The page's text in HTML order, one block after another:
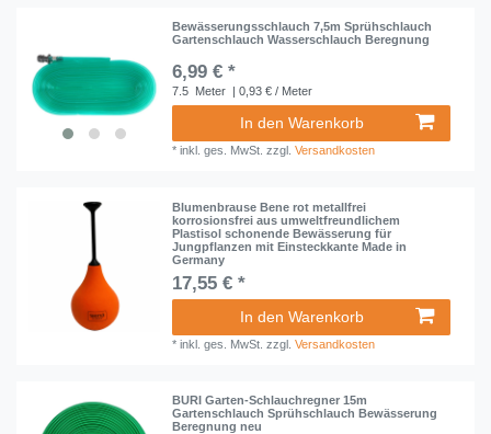
Bewässerungsschlauch 7,5m Sprühschlauch
Gartenschlauch Wasserschlauch Beregnung
6,99 € *
7.5 Meter | 0,93 € / Meter
In den Warenkorb
*inkl. ges. MwSt. zzgl.Versandkosten
Blumenbrause Bene rot metallfrei
korrosionsfrei aus umweltfreundlichem
Plastisol schonende Bewässerung für
Jungpflanzen mit Einsteckkante Made in
Germany
17,55 € *
In den Warenkorb
*inkl. ges. MwSt. zzgl.Versandkosten
BURI Garten-Schlauchregner 15m
Gartenschlauch Sprühschlauch Bewässerung
Beregnung neu